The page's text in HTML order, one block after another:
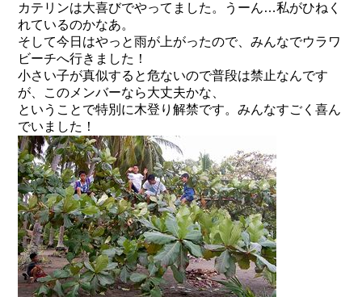
カテリンは大喜びでやってました。うーん…私がひねく
れているのかなあ。
そして今日はやっと雨が上がったので、みんなでウラワ
ビーチへ行きました！
小さい子が真似すると危ないので普段は禁止なんです
が、このメンバーなら大丈夫かな、
ということで特別に木登り解禁です。みんなすごく喜ん
でいました！